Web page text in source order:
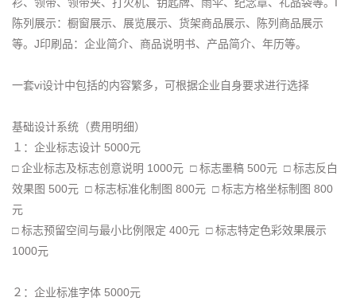
陈列展示：橱窗展示、展览展示、货架商品展示、陈列商品展示
等。J印刷品：企业简介、商品说明书、产品简介、年历等。
一套vi设计中包括的内容繁多，可根据企业自身要求进行选择
基础设计系统（费用明细）
１：企业标志设计 5000元
□ 企业标志及标志创意说明 1000元 □ 标志墨稿 500元 □ 标志反白
效果图 500元 □ 标志标准化制图 800元 □ 标志方格坐标制图 800
元
□ 标志预留空间与最小比例限定 400元 □ 标志特定色彩效果展示
1000元
２：企业标准字体 5000元